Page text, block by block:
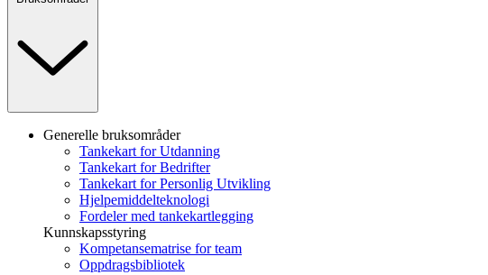
Generelle bruksområder
Tankekart for Utdanning
Tankekart for Bedrifter
Tankekart for Personlig Utvikling
Hjelpemiddelteknologi
Fordeler med tankekartlegging
Kunnskapsstyring
Kompetansematrise for team
Oppdragsbibliotek